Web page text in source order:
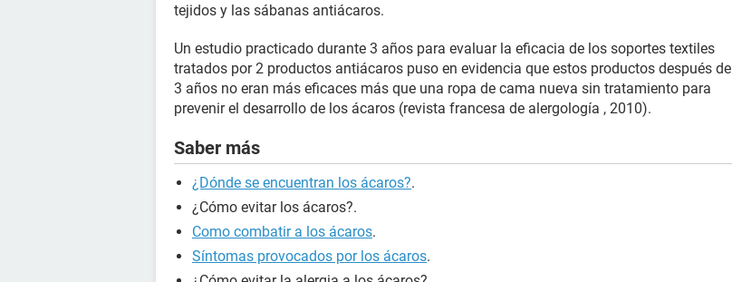
tejidos y las sábanas antiácaros.
Un estudio practicado durante 3 años para evaluar la eficacia de los soportes textiles
tratados por 2 productos antiácaros puso en evidencia que estos productos después de
3 años no eran más eficaces más que una ropa de cama nueva sin tratamiento para
prevenir el desarrollo de los ácaros (revista francesa de alergología , 2010).
Saber más
¿Dónde se encuentran los ácaros?.
¿Cómo evitar los ácaros?.
Como combatir a los ácaros.
Síntomas provocados por los ácaros.